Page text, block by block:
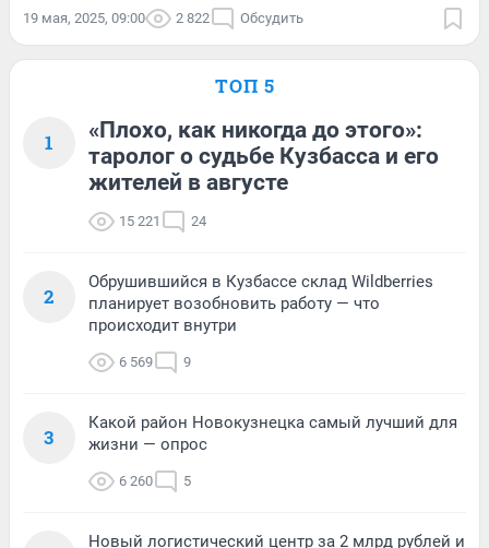
19 мая, 2025, 09:00 2 822 Обсудить
ТОП 5
1
«Плохо, как никогда до этого»:
таролог о судьбе Кузбасса и его
жителей в августе
15 221 24
2
Обрушившийся в Кузбассе склад Wildberries
планирует возобновить работу — что
происходит внутри
6 569 9
3
Какой район Новокузнецка самый лучший для
жизни — опрос
6 260 5
Новый логистический центр за 2 млрд рублей и